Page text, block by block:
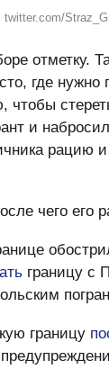
twitter.com/
отметку.
где нужно
и
рацию
чего его
границу с
границу